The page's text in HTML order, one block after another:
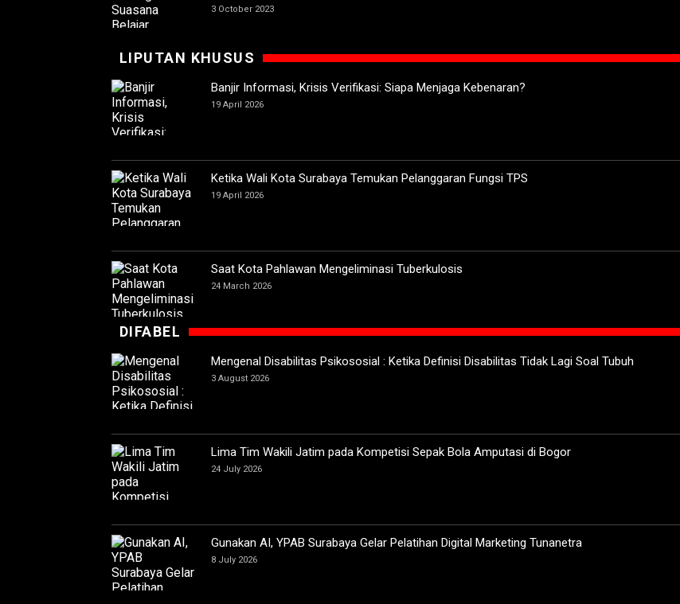
3 October 2023
LIPUTAN KHUSUS
Banjir Informasi, Krisis Verifikasi: Siapa Menjaga Kebenaran?
19 April 2026
Ketika Wali Kota Surabaya Temukan Pelanggaran Fungsi TPS
19 April 2026
Saat Kota Pahlawan Mengeliminasi Tuberkulosis
24 March 2026
DIFABEL
Mengenal Disabilitas Psikososial : Ketika Definisi Disabilitas Tidak Lagi Soal Tubuh
3 August 2026
Lima Tim Wakili Jatim pada Kompetisi Sepak Bola Amputasi di Bogor
24 July 2026
Gunakan AI, YPAB Surabaya Gelar Pelatihan Digital Marketing Tunanetra
8 July 2026